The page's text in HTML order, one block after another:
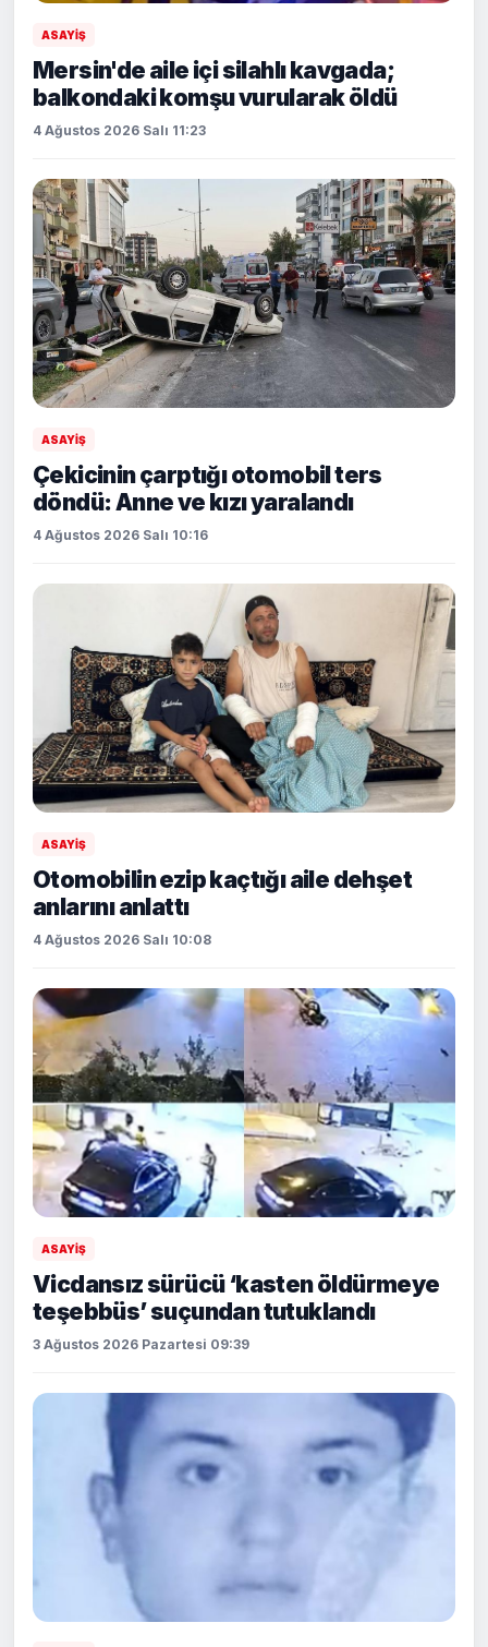
ASAYİŞ
Mersin'de aile içi silahlı kavgada;
balkondaki komşu vurularak öldü
4 Ağustos 2026 Salı 11:23
ASAYİŞ
Çekicinin çarptığı otomobil ters
döndü: Anne ve kızı yaralandı
4 Ağustos 2026 Salı 10:16
ASAYİŞ
Otomobilin ezip kaçtığı aile dehşet
anlarını anlattı
4 Ağustos 2026 Salı 10:08
ASAYİŞ
Vicdansız sürücü ‘kasten öldürmeye
teşebbüs’ suçundan tutuklandı
3 Ağustos 2026 Pazartesi 09:39